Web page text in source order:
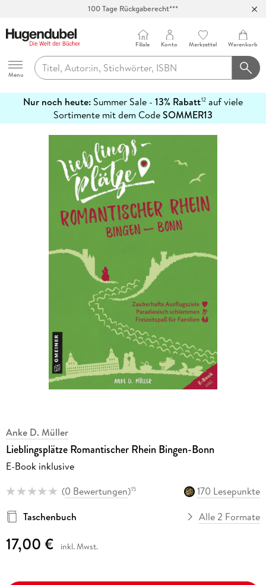
100 Tage Rückgaberecht***
Hugendubel
Menu
Filiale Konto Merkzettel Warenkorb
Nur noch heute: Summer Sale - 13% Rabatt12 auf viele
Sortimente mit dem CodeSOMMER13
erfahren
Anke D. Müller
Lieblingsplätze Romantischer Rhein Bingen-Bonn
E-Book inklusive
(0 Bewertungen)15
170 Lesepunkte
Taschenbuch
Alle 2 Formate
17,00 € inkl. Mwst.